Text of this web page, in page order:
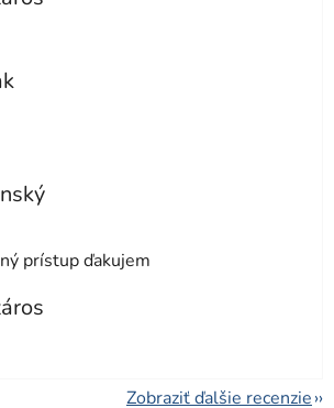
je 5 z 5 hviezdičiek.
je 5 z 5 hviezdičiek.
je 5 z 5 hviezdičiek.
prístup ďakujem
je 5 z 5 hviezdičiek.
Zobraziť ďalšie recenzie